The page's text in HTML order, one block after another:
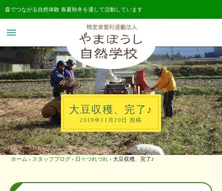
森でつながる自然体験 春夏秋冬を通して活動しています
menu
大豆収穫、完了♪
2019年11月20日 投稿
ホーム › スタッフブログ › 日々つれづれ › 大豆収穫、完了♪